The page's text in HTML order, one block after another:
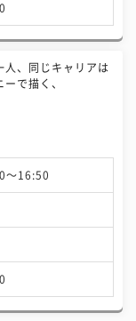
人、同じキャリアは
で描く、
〜16:50